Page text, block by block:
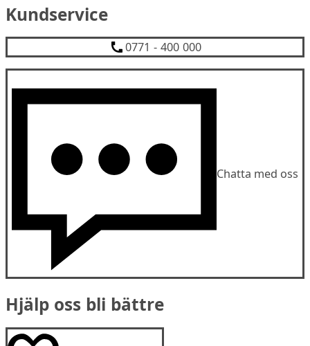
Kundservice
0771 - 400 000
Chatta med oss
Hjälp oss bli bättre